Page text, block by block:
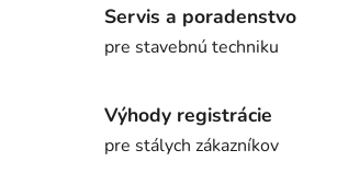
Servis a poradenstvo
pre stavebnú techniku
Výhody registrácie
pre stálych zákazníkov